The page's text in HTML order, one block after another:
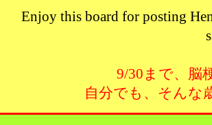
Enjoy this board for posting
9/30まで、脳
自分でも、そんな